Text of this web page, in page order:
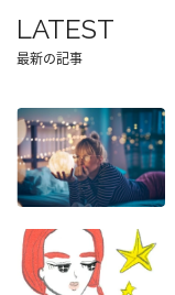
LATEST
最新の記事